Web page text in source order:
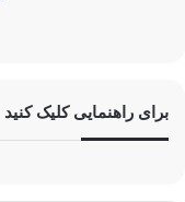
برای راهنمایی کلیک کنید